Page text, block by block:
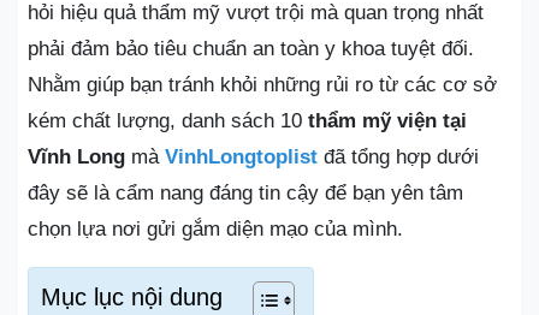
hỏi hiệu quả thẩm mỹ vượt trội mà quan trọng nhất
phải đảm bảo tiêu chuẩn an toàn y khoa tuyệt đối.
Nhằm giúp bạn tránh khỏi những rủi ro từ các cơ sở
kém chất lượng, danh sách 10 thẩm mỹ viện tại
Vĩnh Long mà VinhLongtoplist đã tổng hợp dưới
đây sẽ là cẩm nang đáng tin cậy để bạn yên tâm
chọn lựa nơi gửi gắm diện mạo của mình.
Mục lục nội dung